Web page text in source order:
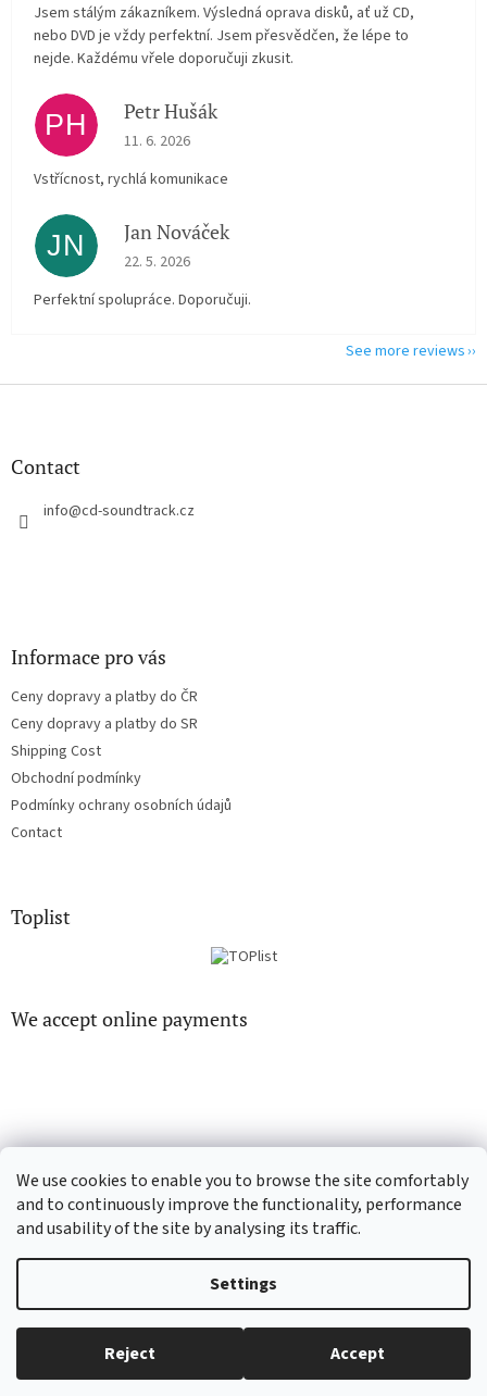
We use cookies to enable you to browse the site comfortably
and to continuously improve the functionality, performance
and usability of the site by analysing its traffic.
Settings
Reject Accept
Jsem stálým zákazníkem. Výsledná oprava disků, ať už CD,
nebo DVD je vždy perfektní. Jsem přesvědčen, že lépe to
nejde. Každému vřele doporučuji zkusit.
PH Petr Hušák
The store rating is 5 out of 5 stars.
11. 6. 2026
Vstřícnost, rychlá komunikace
JN Jan Nováček
The store rating is 5 out of 5 stars.
22. 5. 2026
Perfektní spolupráce. Doporučuji.
See more reviews
F
Contact
info@cd-soundtrack.cz
Informace pro vás
Ceny dopravy a platby do ČR
Ceny dopravy a platby do SR
Shipping Cost
Obchodní podmínky
Podmínky ochrany osobních údajů
Contact
Toplist
We accept online payments
Created by Shoptet
Copyright 2026CD-Soundtrack.cz. All rights reserved.Edit cookie